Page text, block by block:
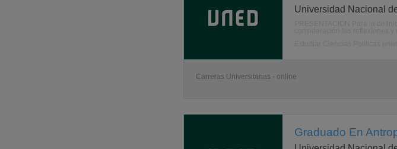
Universidad Nacional
Carreras Universitarias - online
Graduado En